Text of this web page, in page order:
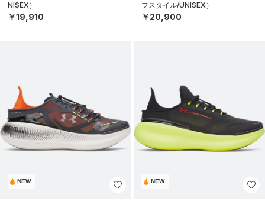
NISEX）
￥19,910
フスタイル/UNISEX）
￥20,900
NEW NEW